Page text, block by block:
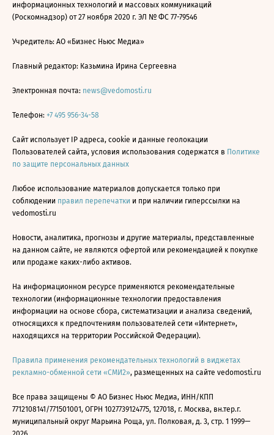
информационных технологий и массовых коммуникаций
(Роскомнадзор) от 27 ноября 2020 г. ЭЛ № ФС 77-79546
Учредитель: АО «Бизнес Ньюс Медиа»
Главный редактор: Казьмина Ирина Сергеевна
Электронная почта: news@vedomosti.ru
Телефон: +7 495 956-34-58
Сайт использует IP адреса, cookie и данные геолокации
Пользователей сайта, условия использования содержатся в Политике
по защите персональных данных
Любое использование материалов допускается только при
соблюдении правил перепечатки и при наличии гиперссылки на
vedomosti.ru
Новости, аналитика, прогнозы и другие материалы, представленные
на данном сайте, не являются офертой или рекомендацией к покупке
или продаже каких-либо активов.
На информационном ресурсе применяются рекомендательные
технологии (информационные технологии предоставления
информации на основе сбора, систематизации и анализа сведений,
относящихся к предпочтениям пользователей сети «Интернет»,
находящихся на территории Российской Федерации).
Правила применения рекомендательных технологий в виджетах
рекламно-обменной сети «СМИ2», размещенных на сайте vedomosti.ru
Все права защищены © АО Бизнес Ньюс Медиа, ИНН/КПП
7712108141/771501001, ОГРН 1027739124775, 127018, г. Москва, вн.тер.г.
муниципальный округ Марьина Роща, ул. Полковая, д. 3, стр. 1 1999—